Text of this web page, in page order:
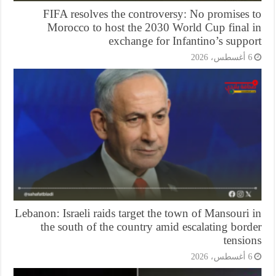
FIFA resolves the controversy: No
Morocco to host the 2030 World Cup
exchange for Infantino’s
Lebanon: Israeli raids target the town of
the south of the country amid escalating